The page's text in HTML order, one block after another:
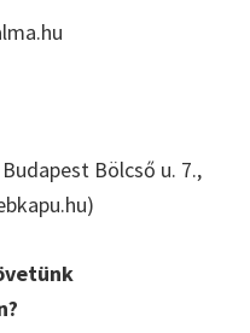
Bölcső u. 7.,